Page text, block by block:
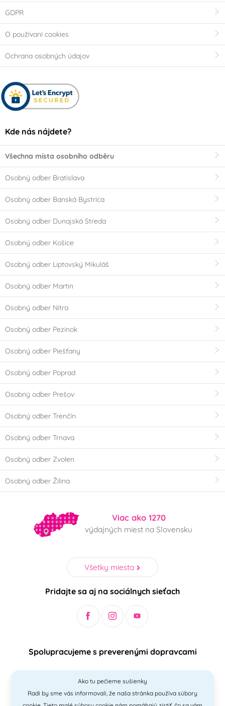
GDPR
O používaní cookies
Ochrana osobných údajov
Kde nás nájdete?
Všechna místa osobního odběru
Osobný odber Bratislava
Osobný odber Banská Bystrica
Osobný odber Dunajská Streda
Osobný odber Košice
Osobný odber Liptovský Mikuláš
Osobný odber Martin
Osobný odber Nitra
Osobný odber Pezinok
Osobný odber Piešťany
Osobný odber Poprad
Osobný odber Prešov
Osobný odber Trenčín
Osobný odber Trnava
Osobný odber Zvolen
Osobný odber Žilina
Viac ako 1270
výdajných miest na Slovensku
Všetky miesta
Pridajte sa aj na sociálnych sieťach
Spolupracujeme s preverenými dopravcami
Ako tu pečieme sušienky
Radi by sme vás informovali, že naša stránka používa súbory